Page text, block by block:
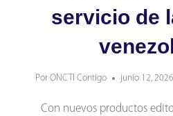
servicio de
Por ONCTI Contigo junio 12, 2026
Con nuevos productos